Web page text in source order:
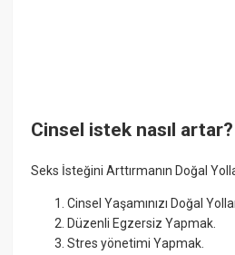
Cinsel istek nasıl artar?
Seks İsteğini Arttırmanın Doğal
Cinsel Yaşamınızı Doğal
Düzenli Egzersiz Yapmak.
Stres yönetimi Yapmak.